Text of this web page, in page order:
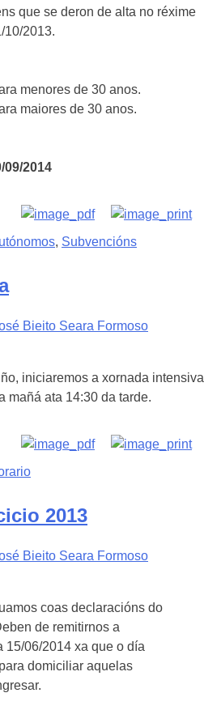
que se deron de alta no réxime
10/2013.
menores de 30 anos.
maiores de 30 anos.
09/2014
, Subvencións
Bieito Seara Formoso
iniciaremos a xornada intensiva
mañá ata 14:30 da tarde.
2013
Bieito Seara Formoso
coas declaracións do
de remitirnos a
15/06/2014 xa que o día
domiciliar aquelas